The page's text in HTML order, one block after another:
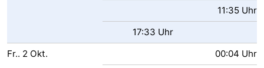
11:35 Uhr
17:33 Uhr
Fr.. 2 Okt. 00:04 Uhr